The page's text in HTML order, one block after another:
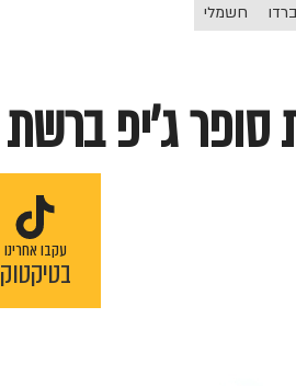
חשמלי
ג'יפ ברשת
עקבו אחרינו
בטיקטוק